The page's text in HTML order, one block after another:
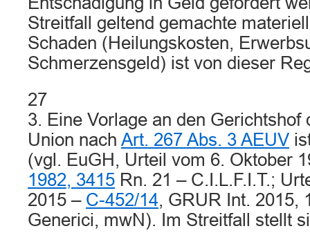
Streitfall geltend gemachte
Schaden (Heilungskosten,
Schmerzensgeld) ist von dieser
27
3. Eine Vorlage an den Gerichtshof
Union nach Art. 267 Abs. 3 AEUV
(vgl. EuGH, Urteil vom 6. Oktober
1982, 3415 Rn. 21 – C.I.L.F.I.T.;
2015 – C-452/14, GRUR Int. 2015,
Generici, mwN). Im Streitfall stellt